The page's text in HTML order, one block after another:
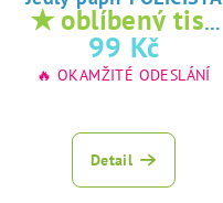
★ oblíbený tisk
na jedlý papír
99 Kč
🔥 OKAMŽITÉ ODESLÁNÍ
Detail